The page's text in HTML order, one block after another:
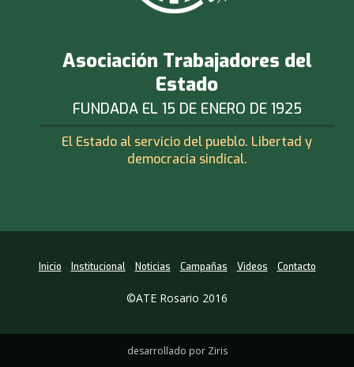
Asociación Trabajadores del
Estado
FUNDADA EL 15 DE ENERO DE 1925
El Estado al servicio del pueblo. Libertad y
democracia sindical.
Inicio Institucional Noticias Campañas Videos Contacto
©ATE Rosario 2016
desarrollado por Ziris